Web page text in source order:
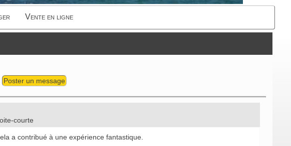
Vente en ligne
Poster un message
courte
a contribué à une expérience fantastique.